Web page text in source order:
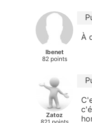
lbenet
82 points
À
Zatoz